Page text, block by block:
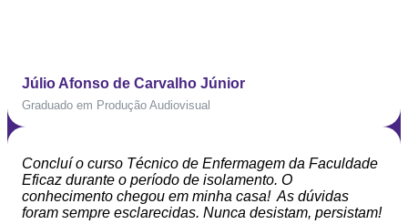
Júlio Afonso de Carvalho Júnior
Graduado em Produção Audiovisual
Concluí o curso Técnico de Enfermagem da Faculdade
Eficaz durante o período de isolamento. O
conhecimento chegou em minha casa! As dúvidas
foram sempre esclarecidas. Nunca desistam, persistam!